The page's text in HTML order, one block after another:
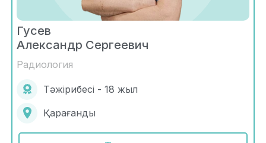
Гусев
Александр Сергеевич
Радиология
Тәжірибесі - 18 жыл
Қарағанды